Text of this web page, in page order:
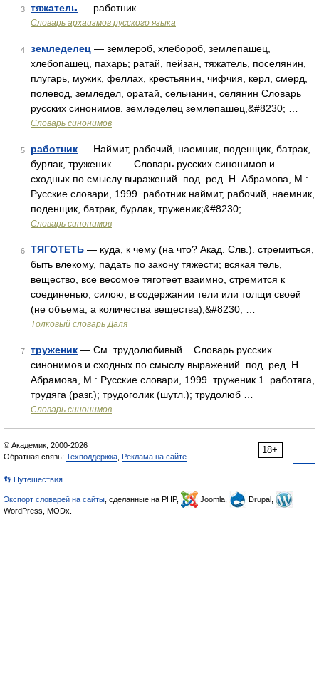
3 тяжатель — работник …
Cловарь архаизмов русского языка
4 земледелец — землероб, хлебороб, землепашец,
хлебопашец, пахарь; ратай, пейзан, тяжатель, поселянин,
плугарь, мужик, феллах, крестьянин, чифчия, керл, смерд,
полевод, земледел, оратай, сельчанин, селянин Словарь
русских синонимов. земледелец землепашец,&#8230; …
Словарь синонимов
5 работник — Наймит, рабочий, наемник, поденщик, батрак,
бурлак, труженик. ... . Словарь русских синонимов и
сходных по смыслу выражений. под. ред. Н. Абрамова, М.:
Русские словари, 1999. работник наймит, рабочий, наемник,
поденщик, батрак, бурлак, труженик;&#8230; …
Словарь синонимов
6 ТЯГОТЕТЬ — куда, к чему (на что? Акад. Слв.). стремиться,
быть влекому, падать по закону тяжести; всякая тель,
вещество, все весомое тяготеет взаимно, стремится к
соединенью, силою, в содержании тели или толщи своей
(не объема, а количества вещества);&#8230; …
Толковый словарь Даля
7 труженик — См. трудолюбивый... Словарь русских
синонимов и сходных по смыслу выражений. под. ред. Н.
Абрамова, М.: Русские словари, 1999. труженик 1. работяга,
трудяга (разг.); трудоголик (шутл.); трудолюб …
Словарь синонимов
18+
© Академик, 2000-2026
Обратная связь: Техподдержка Реклама на сайте
👣 Путешествия
Экспорт словарей на сайты , сделанные на PHP, Joomla,
Drupal,
WordPress, MODx.